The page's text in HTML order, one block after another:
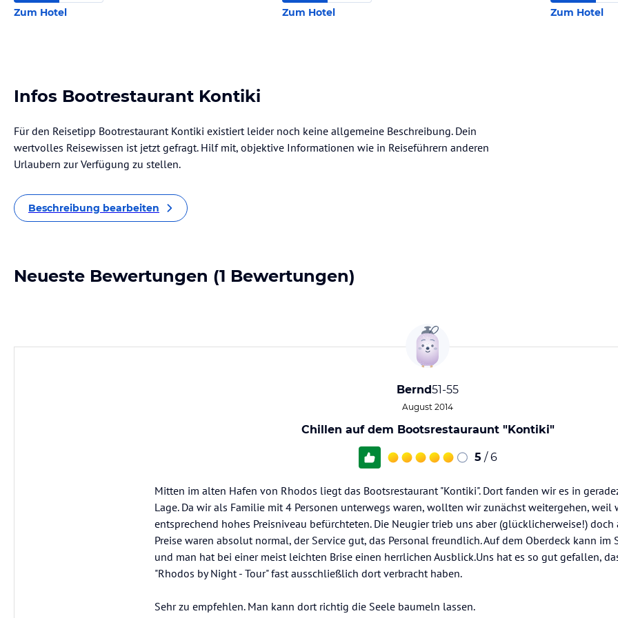
Zum Hotel Zum Hotel Zum Hotel
Infos Bootrestaurant Kontiki
Für den Reisetipp Bootrestaurant Kontiki existiert leider noch keine allgemeine Beschreibung. Dein
wertvolles Reisewissen ist jetzt gefragt. Hilf mit, objektive Informationen wie in Reiseführern anderen
Urlaubern zur Verfügung zu stellen.
Beschreibung bearbeiten
Neueste Bewertungen (1 Bewertungen)
Bernd51-55
August 2014
Chillen auf dem Bootsrestauraunt "Kontiki"
5 / 6
Mitten im alten Hafen von Rhodos liegt das Bootsrestaurant "Kontiki". Dort fanden wir es in
Lage. Da wir als Familie mit 4 Personen unterwegs waren, wollten wir zunächst weitergehen, weil
entsprechend hohes Preisniveau befürchteten. Die Neugier trieb uns aber (glücklicherweise!) doch
Preise waren absolut normal, der Service gut, das Personal freundlich. Auf dem Oberdeck kann im
und man hat bei einer meist leichten Brise einen herrlichen Ausblick.Uns hat es so gut gefallen,
"Rhodos by Night - Tour" fast ausschließlich dort verbracht haben.
Sehr zu empfehlen. Man kann dort richtig die Seele baumeln lassen.